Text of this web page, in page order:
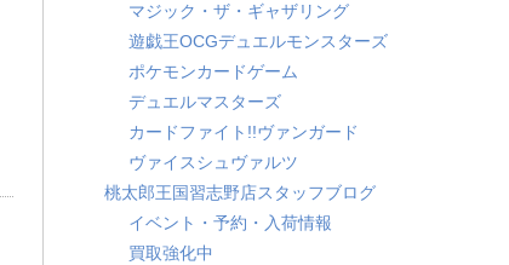
マジック・ザ・ギャザリング
遊戯王OCGデュエルモンスターズ
ポケモンカードゲーム
デュエルマスターズ
カードファイト!!ヴァンガード
ヴァイスシュヴァルツ
桃太郎王国習志野店スタッフブログ
イベント・予約・入荷情報
買取強化中